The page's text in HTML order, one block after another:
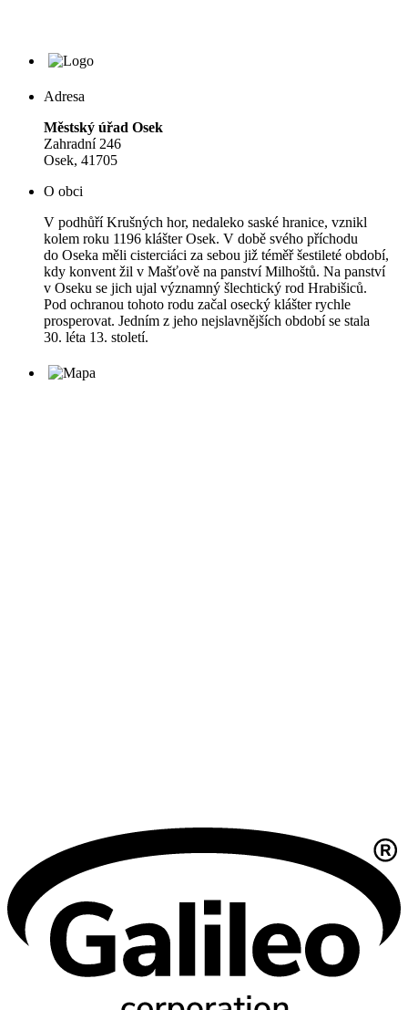
Adresa
Městský úřad Osek
Zahradní 246
Osek, 41705
O obci
V podhůří Krušných hor, nedaleko saské hranice, vznikl
kolem roku 1196 klášter Osek. V době svého příchodu
do Oseka měli cisterciáci za sebou již téměř šestileté období,
kdy konvent žil v Mašťově na panství Milhoštů. Na panství
v Oseku se jich ujal významný šlechtický rod Hrabišiců.
Pod ochranou tohoto rodu začal osecký klášter rychle
prosperovat. Jedním z jeho nejslavnějších období se stala
30. léta 13. století.